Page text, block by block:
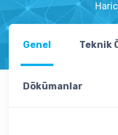
Genel Teknik
Dökümanlar